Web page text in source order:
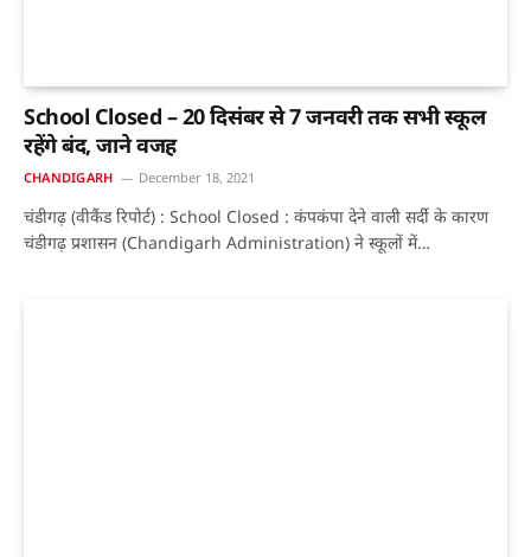
School Closed – 20 दिसंबर से 7 जनवरी तक सभी स्कूल
रहेंगे बंद, जाने वजह
CHANDIGARH December 18, 2021
चंडीगढ़ (वीकैंड रिपोर्ट) : School Closed : कंपकंपा देने वाली सर्दी के कारण
चंडीगढ़ प्रशासन (Chandigarh Administration) ने स्कूलों में…